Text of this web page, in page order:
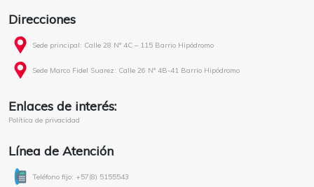
Direcciones
Sede principal: Calle 28 N° 4C – 115 Barrio Hipódromo
Sede Marco Fidel Suarez: Calle 26 N° 4B-41 Barrio Hipódromo
Enlaces de interés:
Política de privacidad
Línea de Atención
Teléfono fijo: +57(8) 5155543